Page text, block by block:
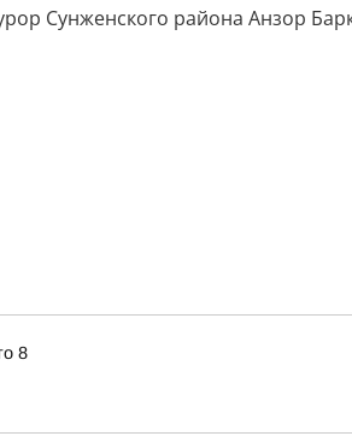
Сунженского района Анзор
8